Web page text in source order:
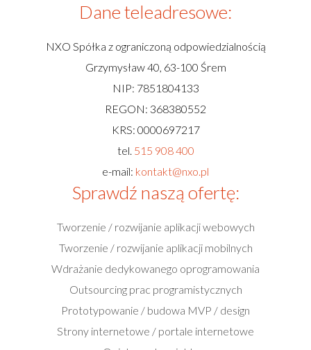
Dane teleadresowe:
NXO Spółka z ograniczoną odpowiedzialnością
Grzymysław 40, 63-100 Śrem
NIP: 7851804133
REGON: 368380552
KRS: 0000697217
tel. 515 908 400
e-mail: kontakt@nxo.pl
Sprawdź naszą ofertę:
Tworzenie / rozwijanie aplikacji webowych
Tworzenie / rozwijanie aplikacji mobilnych
Wdrażanie dedykowanego oprogramowania
Outsourcing prac programistycznych
Prototypowanie / budowa MVP / design
Strony internetowe / portale internetowe